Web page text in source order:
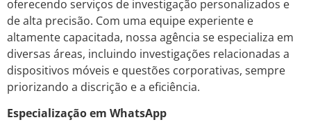
oferecendo serviços de investigação personalizados e
de alta precisão. Com uma equipe experiente e
altamente capacitada, nossa agência se especializa em
diversas áreas, incluindo investigações relacionadas a
dispositivos móveis e questões corporativas, sempre
priorizando a discrição e a eficiência.
Especialização em WhatsApp